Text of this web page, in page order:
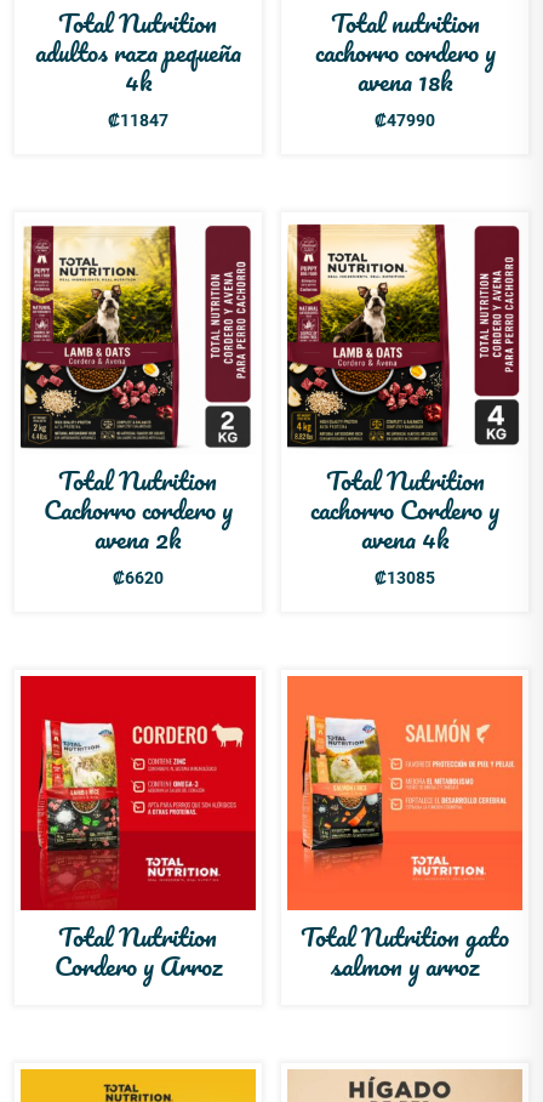
Total Nutrition
adultos raza pequeña
4k
₡11847
Total nutrition
cachorro cordero y
avena 18k
₡47990
Total Nutrition
Cachorro cordero y
avena 2k
₡6620
Total Nutrition
cachorro Cordero y
avena 4k
₡13085
Total Nutrition
Cordero y Arroz
Total Nutrition gato
salmon y arroz